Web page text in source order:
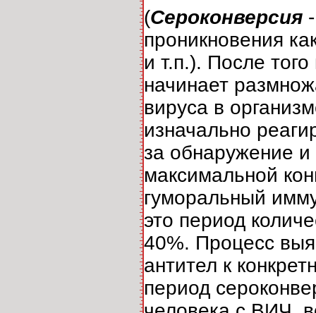
(Сероконверсия
проникновения
и т.п.). После
начинает
вируса в
изначально
за обнаружение
максимальной
гуморальный
это период
40%. Процесс
антител к
период